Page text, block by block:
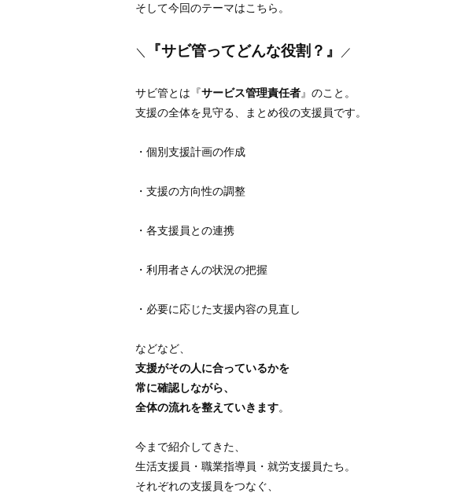
そして今回のテーマはこちら。
＼ 『サビ管ってどんな役割？ 』 ／
サビ管とは『サービス管理責任者』のこと。
支援の全体を見守る、まとめ役の支援員です。
・個別支援計画の作成
・支援の方向性の調整
・各支援員との連携
・利用者さんの状況の把握
・必要に応じた支援内容の見直し
などなど、
支援がその人に合っているかを
常に確認しながら、
全体の流れを整えていきます。
今まで紹介してきた、
生活支援員・職業指導員・就労支援員たち。
それぞれの支援員をつなぐ、